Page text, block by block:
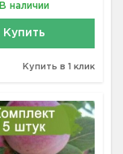
В наличии
Купить
Купить в 1 клик